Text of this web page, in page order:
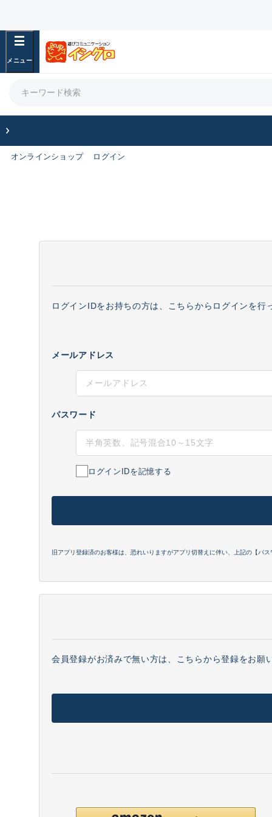
オンラインショップ ログイン
ログインIDをお持ちの方は、こちらからログインを行
メールアドレス
パスワード
ログインIDを記憶する
旧アプリ登録済のお客様は、恐れいりますがアプリ切替えに伴い、上記の【パ
会員登録がお済みで無い方は、こちらから登録をお願